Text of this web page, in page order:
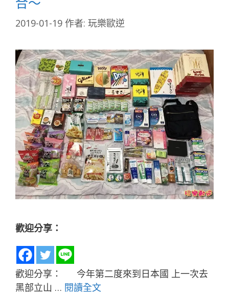
2019-01-19 作者: 玩樂歐逆
歡迎分享：
歡迎分享： 今年第二度來到日本國 上一次去
黑部立山 … 閱讀全文